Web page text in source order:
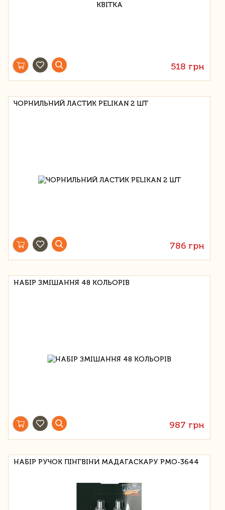
518 грн
ЧОРНИЛЬНИЙ ЛАСТИК PELIKAN 2 ШТ
786 грн
НАБІР ЗМІШАННЯ 48 КОЛЬОРІВ
987 грн
НАБІР РУЧОК ПІНГВІНИ МАДАГАСКАРУ PMO-3644